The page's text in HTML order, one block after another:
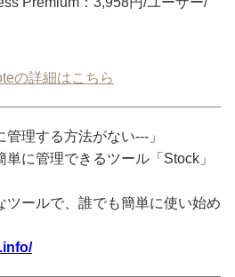
の詳細はこちら
管理する方法がない---」
に管理できるツール「Stock」
ツールで、誰でも簡単に使い始め